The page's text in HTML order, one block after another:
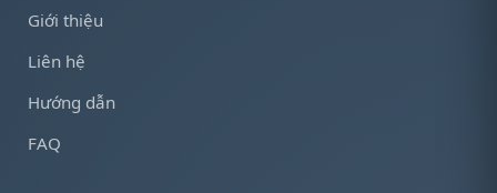
Giới thiệu
Liên hệ
Hướng dẫn
FAQ